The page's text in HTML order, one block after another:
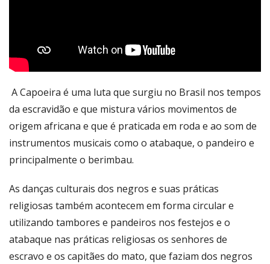
A Capoeira é uma luta que surgiu no Brasil nos tempos
da escravidão e que mistura vários movimentos de
origem africana e que é praticada em roda e ao som de
instrumentos musicais como o atabaque, o pandeiro e
principalmente o berimbau.
As danças culturais dos negros e suas práticas
religiosas também acontecem em forma circular e
utilizando tambores e pandeiros nos festejos e o
atabaque nas práticas religiosas os senhores de
escravo e os capitães do mato, que faziam dos negros